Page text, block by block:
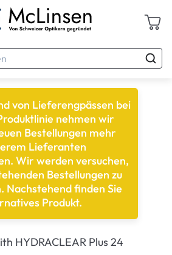
von Lieferengpässen bei
nehmen wir
Bestellungen mehr
Lieferanten
Wir werden versuchen,
Bestellungen zu
Nachstehend finden Sie
Produkt.
HYDRACLEAR Plus 24